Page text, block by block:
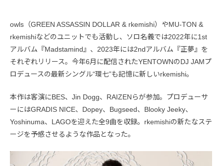
owls（GREEN ASSASSIN DOLLAR & rkemishi）やMU-TON &
rkemishiなどのユニットでも活動し、ソロ名義では2022年に1st
アルバム『Madstamind』、2023年には2ndアルバム『正夢』を
それぞれリリース。今年6月に配信されたYENTOWNのDJ JAMプ
ロデュースの最新シングル“環七”も記憶に新しいrkemishi。
本作は客演にBES、Jin Dogg、RAIZENらが参加。プロデューサ
ーにはGRADIS NICE、Dopey、Bugseed、Blooky Jeeky、
Yoshinuma、LAGOを迎えた全9曲を収録。rkemishiの新たなステ
ージを予感させるような作品となった。